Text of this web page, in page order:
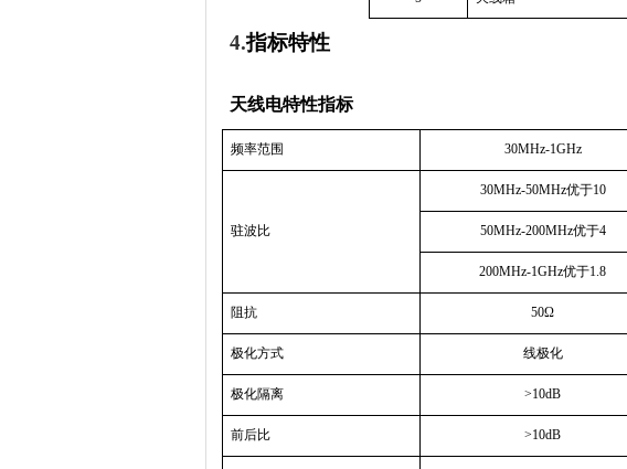
4.指标特性
天线电特性指标
频率范围 30MHz-1GHz
驻波比
30MHz-50MHz优于10
50MHz-200MHz优于4
200MHz-1GHz优于1.8
阻抗 50Ω
极化方式 线极化
极化隔离 >10dB
前后比 >10dB